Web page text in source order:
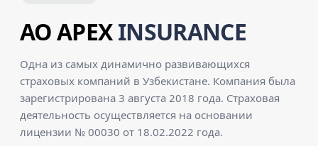
AO APEXINSURANCE
Одна из самых динамично развивающихся
страховых компаний в Узбекистане. Компания была
зарегистрирована 3 августа 2018 года. Страховая
деятельность осуществляется на основании
лицензии № 00030 от 18.02.2022 года.